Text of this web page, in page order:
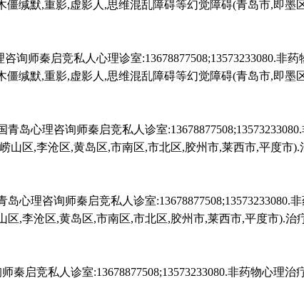
缄默,重影,虚影人,思维混乱障碍等幻觉障碍(青岛市,即墨
师秦启竞私人心理诊室:13678877508;13573233080.非
缄默,重影,虚影人,思维混乱障碍等幻觉障碍(青岛市,即墨
岛心理咨询师秦启竞私人诊室
区,李沧区,黄岛区,市南区,市北区,胶州市,莱西市,平度市
心理咨询师秦启竞私人诊室:13678877508;13573233080.
,李沧区,黄岛区,市南区,市北区,胶州市,莱西市,平度市).治
启竞私人诊室:13678877508;13573233080.非药物心理治